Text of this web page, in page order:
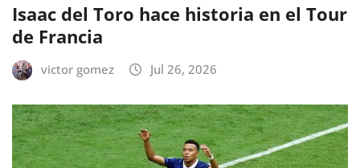
Isaac del Toro hace historia en el Tour
de Francia
victor gomez Jul 26, 2026